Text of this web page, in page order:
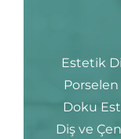
Estetik
Doku
Diş ve